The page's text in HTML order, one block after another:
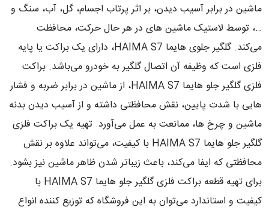
ماشین در برابر آسیب دیدن، بر اثر پرتاب اجسام، گل، آب، سنگ و
…، توسط لاستیک ماشین های در هر حال حرکت، محافظت
می‌کند. گلگیر جلوی هایما HAIMA S7، دارای یک براکت یا پایه
فلزی است که وظیفه آن اتصال گلگیر به خودرو می‌باشد. براکت
فلزی گلگیر جلو هایما HAIMA S7، از ماشین در برابر ضربه و فشار
هایی با شدت پایین، نقش محافظتی داشته و از آسیب دیدن بدنه
ماشین و چرخ ها، ممانعت به عمل می‌آورد. تهیه یک براکت فلزی
گلگیر جلو هایما HAIMA S7 با کیفیت، می‌تواند علاوه بر نقش
محافظتی که ایفا می‌کند، باعث زیباتر شدن ظاهر ماشین نیز بشود.
برای تهیه قطعه براکت فلزی گلگیر جلو هایما HAIMA S7 با
کیفیت و استاندارد می‌توان به این فروشگاه که توزیع کننده انواع